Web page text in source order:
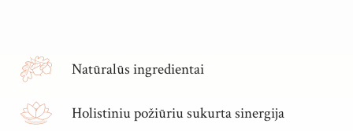
KOVAI
SU
AKNE
Natūralūs ingredientai
Holistiniu požiūriu sukurta sinergija